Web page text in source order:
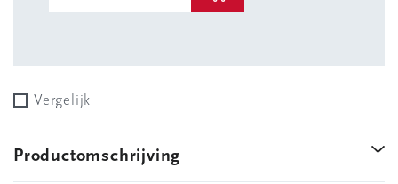
Vergelijk
Productomschrijving